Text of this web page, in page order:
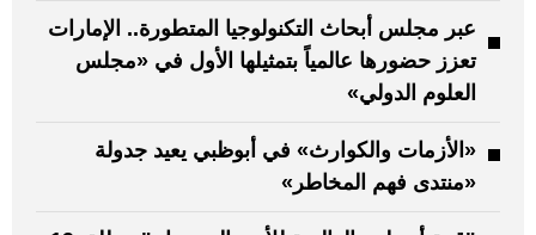
عبر مجلس أبحاث التكنولوجيا المتطورة.. الإمارات
تعزز حضورها عالمياً بتمثيلها الأول في «مجلس
العلوم الدولي»
«الأزمات والكوارث» في أبوظبي يعيد جدولة
«منتدى فهم المخاطر»